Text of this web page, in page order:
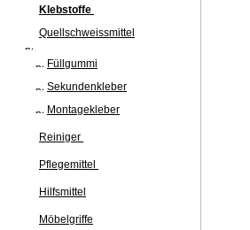
Klebstoffe
Quellschweissmittel
Füllgummi
Sekundenkleber
Montagekleber
Reiniger
Pflegemittel
Hilfsmittel
Möbelgriffe